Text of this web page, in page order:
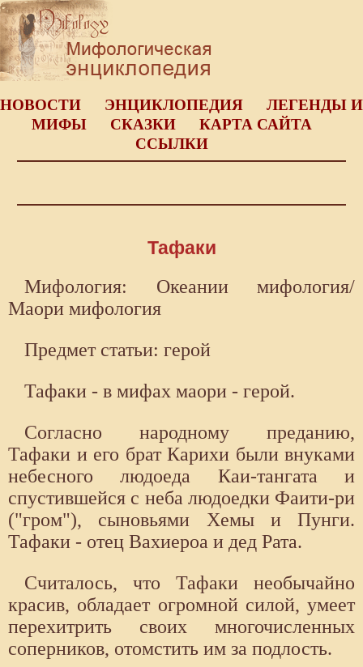
НОВОСТИ ЭНЦИКЛОПЕДИЯ
ЛЕГЕНДЫ И
МИФЫ
СКАЗКИ
КАРТА САЙТА
ССЫЛКИ
Тафаки
Мифология: Океании мифология/
Маори мифология
Предмет статьи: герой
Тафаки - в мифах маори - герой.
Согласно народному преданию,
Тафаки и его брат Карихи были внуками
небесного людоеда Каи-тангата и
спустившейся с неба людоедки Фаити-ри
("гром"), сыновьями Хемы и Пунги.
Тафаки - отец Вахиероа и дед Рата.
Считалось, что Тафаки необычайно
красив, обладает огромной силой, умеет
перехитрить своих многочисленных
соперников, отомстить им за подлость.